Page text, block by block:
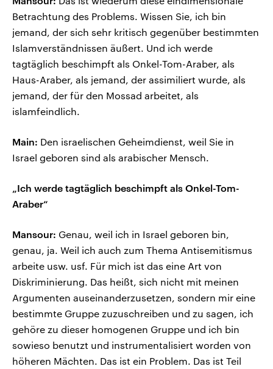
Betrachtung des Problems. Wissen Sie, ich bin
jemand, der sich sehr kritisch gegenüber bestimmten
Islamverständnissen äußert. Und ich werde
tagtäglich beschimpft als Onkel-Tom-Araber, als
Haus-Araber, als jemand, der assimiliert wurde, als
jemand, der für den Mossad arbeitet, als
islamfeindlich.
Main: Den israelischen Geheimdienst, weil Sie in
Israel geboren sind als arabischer Mensch.
„Ich werde tagtäglich beschimpft als Onkel-Tom-
Araber“
Mansour: Genau, weil ich in Israel geboren bin,
genau, ja. Weil ich auch zum Thema Antisemitismus
arbeite usw. usf. Für mich ist das eine Art von
Diskriminierung. Das heißt, sich nicht mit meinen
Argumenten auseinanderzusetzen, sondern mir eine
bestimmte Gruppe zuzuschreiben und zu sagen, ich
gehöre zu dieser homogenen Gruppe und ich bin
sowieso benutzt und instrumentalisiert worden von
höheren Mächten. Das ist ein Problem. Das ist Teil